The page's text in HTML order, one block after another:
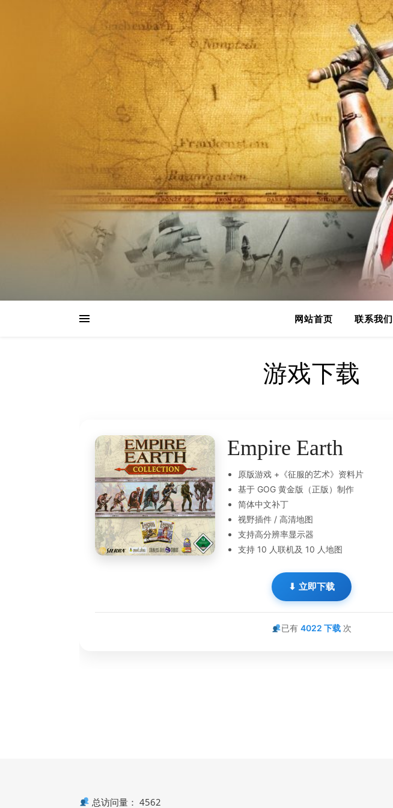
网站首页 联系我们
游戏下载
Empire Earth
原版游戏 +《征服的艺术》资料片
基于 GOG 黄金版（正版）制作
简体中文补丁
视野插件 / 高清地图
支持高分辨率显示器
支持 10 人联机及 10 人地图
⬇ 立即下载
已有 4022 下载 次
总访问量：4562